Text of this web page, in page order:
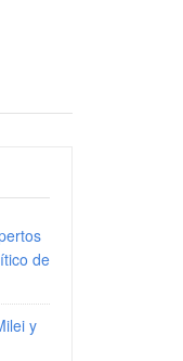
de
y